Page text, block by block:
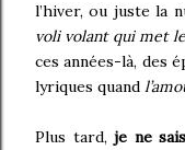
l’hiver, ou juste la
voli volant qui met
ces années-là, des
lyriques quand
Plus tard,je ne